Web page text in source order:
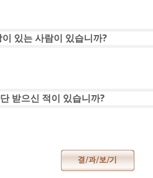
있는 사람이 있습니까?
받으신 적이 있습니까?